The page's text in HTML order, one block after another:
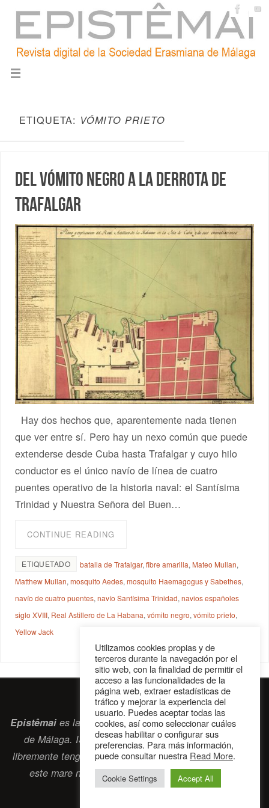
ETIQUETA: VÓMITO PRIETO
Del vómito negro a la derrota de
Trafalgar
Hay dos hechos que, aparentemente nada tienen
que ver entre sí. Pero hay un nexo común que puede
extenderse desde Cuba hasta Trafalgar y cuyo hilo
conductor es el único navío de línea de cuatro
puentes operativo de la historia naval: el Santísima
Trinidad y Nuestra Señora del Buen…
CONTINUE READING
ETIQUETADO batalla de Trafalgar,fibre amarilla, Mateo Mullan,
Matthew Mullan,mosquito Aedes,mosquito Haemagogus y Sabethes,
navío de cuatro puentes,navío Santísima Trinidad,navios españoles
siglo XVIII, Real Astillero de La Habana,vómito negro,vómito prieto,
Yellow Jack
Epistêmaies la revista digital de la Sociedad Erasmiana
de Málaga. ISSN 2697-2468. Bienvenidos cuantos
libremente tengan algo que intercambiar navegando por
este mare nostrumque es el océano erasmiano.
contacto@epistemai.es
Utilizamos cookies propias y de
terceros durante la navegación por el
sitio web, con la finalidad de permitir el
acceso a las funcionalidades de la
página web, extraer estadísticas de
tráfico y mejorar la experiencia del
usuario. Puedes aceptar todas las
cookies, así como seleccionar cuáles
deseas habilitar o configurar sus
preferencias. Para más información,
puede consultar nuestra Read More.
Cookie Settings Accept All